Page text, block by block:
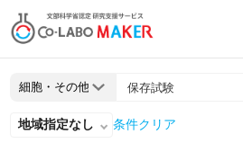
地域指定なし 条件クリア